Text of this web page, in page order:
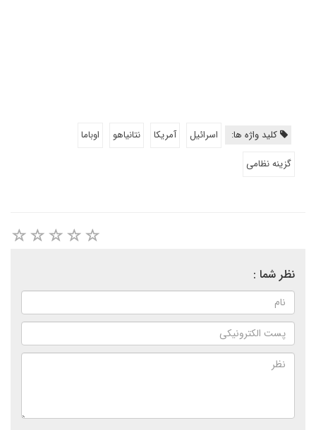
کلید واژه ها: اسرائیل آمریکا نتانیاهو
اوباما
گزینه نظامی
نظر شما :